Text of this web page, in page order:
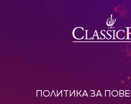
ПОЛИТИКА ЗА